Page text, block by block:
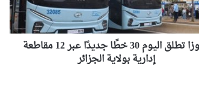
ضربة أمنية لشبكة هربت 21 طنا
من الكوكايين إلى أوروبا بتمويل
من مستثمرين في الإمارات
النائب علوش أمين يتولى متابعة
إيتوزا تطلق اليوم 30 خطًا جديدًا عبر 12 مقاطعة
إدارية بولاية الجزائر